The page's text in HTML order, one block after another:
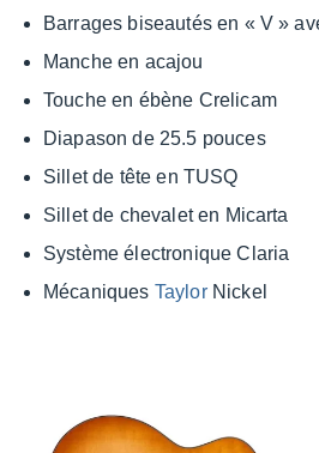
Barrages biseau­tés en « V »
Manche en acajou
Touche en ébène Creli­cam
Diapa­son de 25.5 pouces
Sillet de tête en TUSQ
Sillet de cheva­let en Micarta
Système élec­tro­nique Claria
Méca­niques TaylorNickel